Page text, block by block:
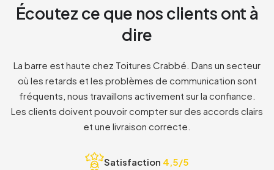
8 1
2
3
1
2
3
Écoutez ce que nos clients ont à
dire
La barre est haute chez Toitures Crabbé. Dans un secteur
où les retards et les problèmes de communication sont
fréquents, nous travaillons activement sur la confiance.
Les clients doivent pouvoir compter sur des accords clairs
et une livraison correcte.
Satisfaction 4,5/5